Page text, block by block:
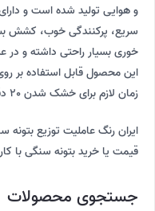
جستجوی محصولات
و هوایی تولید شده است و
سریع، پرکنندگی خوب، کشش
خوری بسیار راحتی داشته و در
این محصول قابل استفاده بر
زمان لازم برای خشک شدن 20 دقیقه در دمای 20 درجه سانتی است.
ایران رنگ عاملیت توزیع
قیمت یا خرید بتونه سنگی با